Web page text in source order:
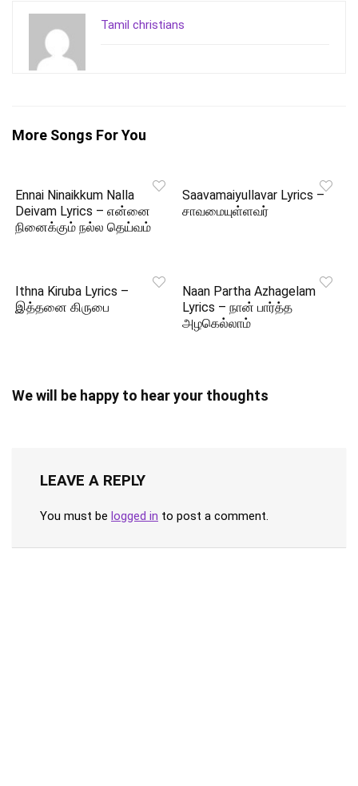
Tamil christians
More Songs For You
Ennai Ninaikkum Nalla
Deivam Lyrics – என்னை
நினைக்கும் நல்ல தெய்வம்
Saavamaiyullavar Lyrics –
சாவமையுள்ளவர்
Ithna Kiruba Lyrics –
இத்தனை கிருபை
Naan Partha Azhagelam
Lyrics – நான் பார்த்த
அழகெல்லாம்
We will be happy to hear your thoughts
LEAVE A REPLY
You must be logged in to post a comment.